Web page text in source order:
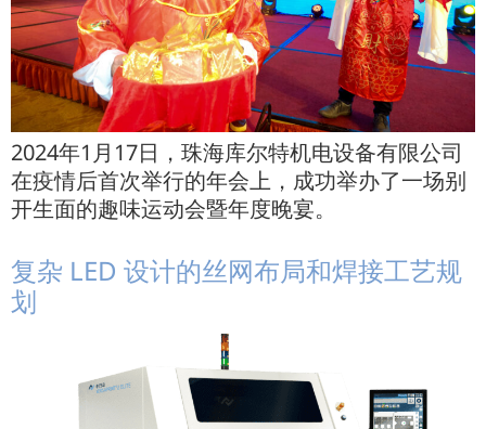
2024年1月17日，珠海库尔特机电设备有限公司
在疫情后首次举行的年会上，成功举办了一场别
开生面的趣味运动会暨年度晚宴。
复杂 LED 设计的丝网布局和焊接工艺规
划